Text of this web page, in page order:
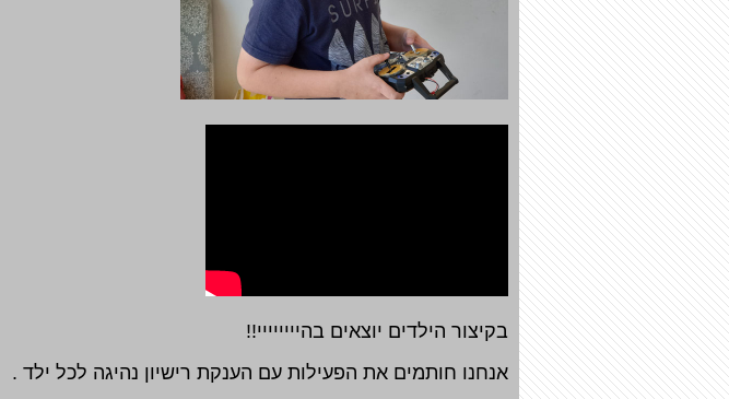
בקיצור הילדים יוצאים בהיייייייי!!
אנחנו חותמים את הפעילות עם הענקת רישיון נהיגה לכל ילד .